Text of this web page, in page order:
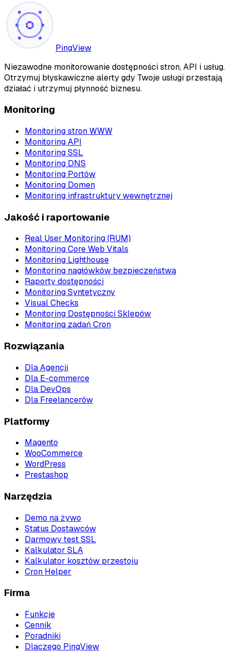
PingView
Niezawodne monitorowanie dostępności stron, API i usług.
Otrzymuj błyskawiczne alerty gdy Twoje usługi przestają
działać i utrzymuj płynność biznesu.
Monitoring
Monitoring stron WWW
Monitoring API
Monitoring SSL
Monitoring DNS
Monitoring Portów
Monitoring Domen
Monitoring infrastruktury wewnętrznej
Jakość i raportowanie
Real User Monitoring (RUM)
Monitoring Core Web Vitals
Monitoring Lighthouse
Monitoring nagłówków bezpieczeństwa
Raporty dostępności
Monitoring Syntetyczny
Visual Checks
Monitoring Dostępności Sklepów
Monitoring zadań Cron
Rozwiązania
Dla Agencji
Dla E-commerce
Dla DevOps
Dla Freelancerów
Platformy
Magento
WooCommerce
WordPress
Prestashop
Narzędzia
Demo na żywo
Status Dostawców
Darmowy test SSL
Kalkulator SLA
Kalkulator kosztów przestoju
Cron Helper
Firma
Funkcje
Cennik
Poradniki
Dlaczego PingView